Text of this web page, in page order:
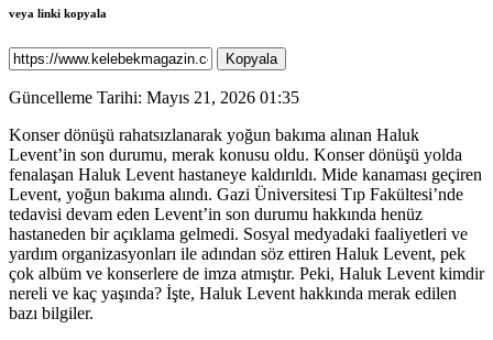
veya linki kopyala
Kopyala
Güncelleme Tarihi: Mayıs 21, 2026 01:35
Konser dönüşü rahatsızlanarak yoğun bakıma alınan Haluk
Levent’in son durumu, merak konusu oldu. Konser dönüşü yolda
fenalaşan Haluk Levent hastaneye kaldırıldı. Mide kanaması geçiren
Levent, yoğun bakıma alındı. Gazi Üniversitesi Tıp Fakültesi’nde
tedavisi devam eden Levent’in son durumu hakkında henüz
hastaneden bir açıklama gelmedi. Sosyal medyadaki faaliyetleri ve
yardım organizasyonları ile adından söz ettiren Haluk Levent, pek
çok albüm ve konserlere de imza atmıştır. Peki, Haluk Levent kimdir
nereli ve kaç yaşında? İşte, Haluk Levent hakkında merak edilen
bazı bilgiler.